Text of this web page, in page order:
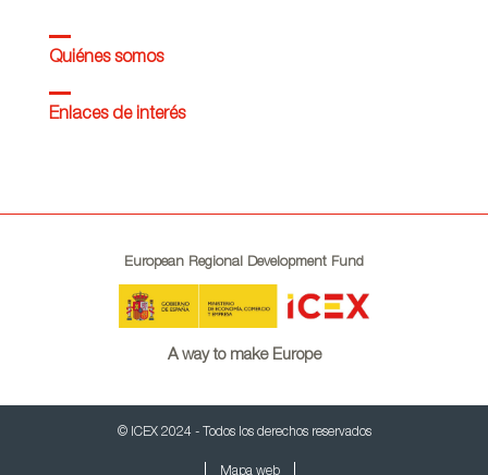
Quiénes somos
Enlaces de interés
European Regional Development Fund
A way to make Europe
© ICEX 2024 - Todos los derechos reservados
Mapa web